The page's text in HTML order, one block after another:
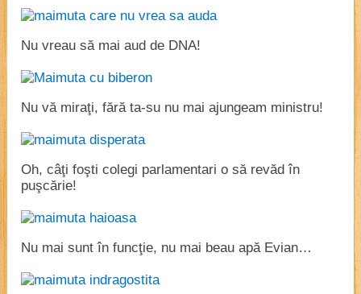
Nu vreau să mai aud de DNA!
Nu vă miraţi, fără ta-su nu mai ajungeam ministru!
Oh, câţi foşti colegi parlamentari o să revăd în
puşcărie!
Nu mai sunt în funcţie, nu mai beau apă Evian…